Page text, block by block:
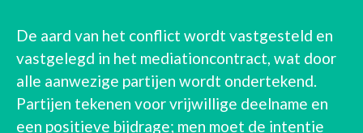
De aard van het conflict wordt vastgesteld en
vastgelegd in het mediationcontract, wat door
alle aanwezige partijen wordt ondertekend.
Partijen tekenen voor vrijwillige deelname en
een positieve bijdrage; men moet de intentie